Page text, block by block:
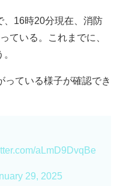
、16時20分現在、消防
ている。これまでに、
っている様子が確認でき
aLmD9DvqBe
29, 2025